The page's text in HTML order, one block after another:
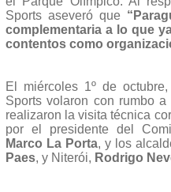
Sports aseveró que
complementaria a lo que
contentos como
El miércoles 1º de
Sports volaron con rumbo
realizaron la visita técnica
por el presidente del
Marco La Porta, y los
Paes, y Niterói, Rodrigo